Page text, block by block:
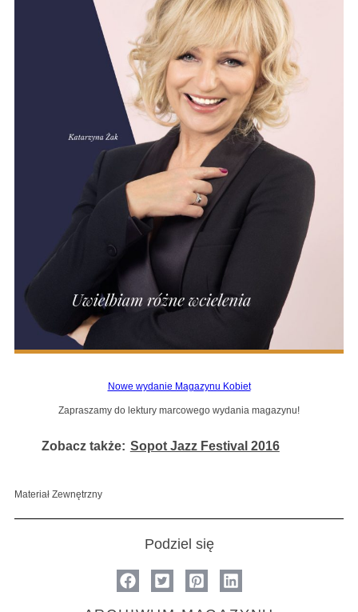
Nowe wydanie Magazynu Kobiet
Zapraszamy do lektury marcowego wydania magazynu!
Zobacz także: Sopot Jazz Festival 2016
Materiał Zewnętrzny
Podziel się